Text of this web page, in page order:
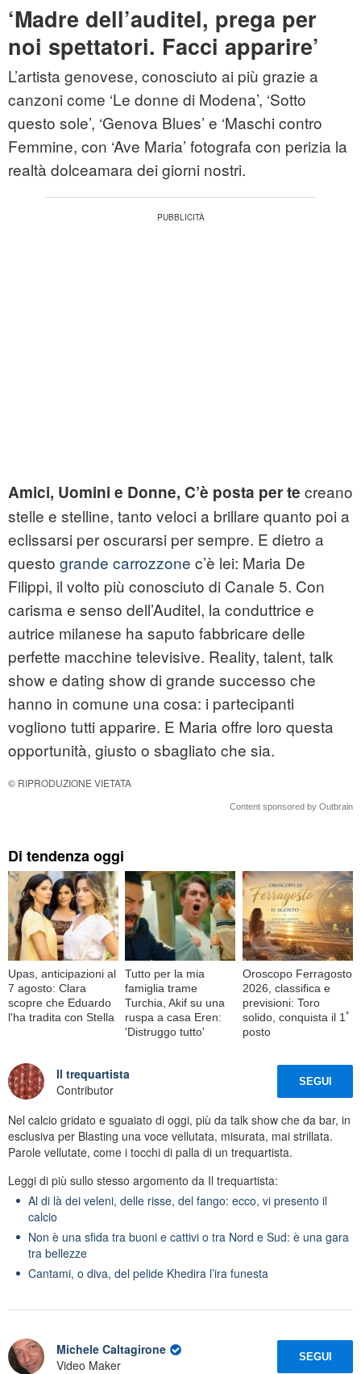
‘Madre dell’auditel, prega per
noi spettatori. Facci apparire’
L’artista genovese, conosciuto ai più grazie a
canzoni come ‘Le donne di Modena’, ‘Sotto
questo sole’, ‘Genova Blues’ e ‘Maschi contro
Femmine, con ‘Ave Maria’ fotografa con perizia la
realtà dolceamara dei giorni nostri.
Amici, Uomini e Donne, C’è posta per te creano
stelle e stelline, tanto veloci a brillare quanto poi a
eclissarsi per oscurarsi per sempre. E dietro a
questo grande carrozzone c’è lei: Maria De
Filippi, il volto più conosciuto di Canale 5. Con
carisma e senso dell’Auditel, la conduttrice e
autrice milanese ha saputo fabbricare delle
perfette macchine televisive. Reality, talent, talk
show e dating show di grande successo che
hanno in comune una cosa: i partecipanti
vogliono tutti apparire. E Maria offre loro questa
opportunità, giusto o sbagliato che sia.
© RIPRODUZIONE VIETATA
Content sponsored by Outbrain
Di tendenza oggi
Upas, anticipazioni al
7 agosto: Clara
scopre che Eduardo
l'ha tradita con Stella
Tutto per la mia
famiglia trame
Turchia, Akif su una
ruspa a casa Eren:
'Distruggo tutto'
Oroscopo Ferragosto
2026, classifica e
previsioni: Toro
solido, conquista il 1ﾟ
posto
Il trequartista
Contributor
SEGUI
Nel calcio gridato e sguaiato di oggi, più da talk show che da bar, in
esclusiva per Blasting una voce vellutata, misurata, mai strillata.
Parole vellutate, come i tocchi di palla di un trequartista.
Leggi di più sullo stesso argomento da Il trequartista:
Al di là dei veleni, delle risse, del fango: ecco, vi presento il
calcio
Non è una sfida tra buoni e cattivi o tra Nord e Sud: è una gara
tra bellezze
Cantami, o diva, del pelide Khedira l’ira funesta
Michele Caltagirone
Video Maker
SEGUI